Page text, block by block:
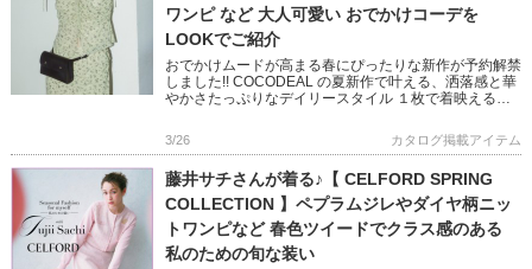
ワンピ など 大人可愛い おでかけコーデを
LOOKでご紹介
おでかけムードが高まる春にぴったりな新作が予約解禁
しました!! COCODEAL の夏新作で叶える、洒落感と華
やかさたっぷりなデイリースタイル １枚で着映えるギ
3/26 カタログ掲載アイテム
藤井サチさんが着る♪【 CELFORD SPRING
COLLECTION 】ペプラムジレやダイヤ柄ニッ
トワンピなど 春色ツイードでクラス感のある
私のための旬な装い